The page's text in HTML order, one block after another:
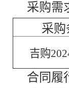
采购需
采购
吉购
合同履